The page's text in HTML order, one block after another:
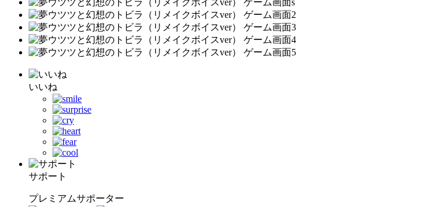
いいね
サポート
プレミアムサポーター